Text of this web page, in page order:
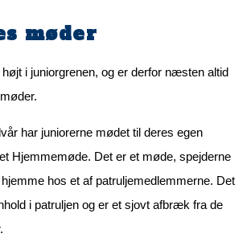
møder
i juniorgrenen, og er derfor næsten altid
har juniorerne mødet til deres egen
Hjemmemøde. Det er et møde, spejderne
hos et af patruljemedlemmerne. Det
i patruljen og er et sjovt afbræk fra de